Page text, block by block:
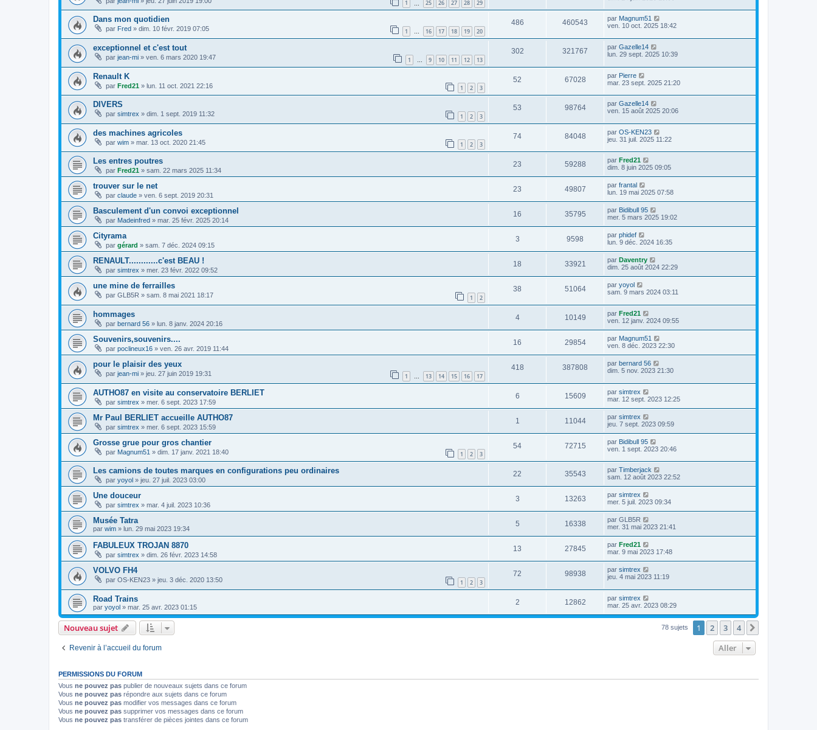
1 25 26 27 28 29
Dans mon quotidien
par Fred » dim. 10 févr. 2019 07:05 1 … 16 17 18 19 20
486 460543 par Magnum51
ven. 10 oct. 2025 18:42
exceptionnel et c'est tout
par jean-mi » ven. 6 mars 2020 19:47 1 … 9 10 11 12 13
302 321767 par Gazelle14
lun. 29 sept. 2025 10:39
Renault K
par Fred21 » lun. 11 oct. 2021 22:16 1 2 3
52 67028 par Pierre
mar. 23 sept. 2025 21:20
DIVERS
par simtrex » dim. 1 sept. 2019 11:32 1 2 3
53 98764 par Gazelle14
ven. 15 août 2025 20:06
des machines agricoles
par wim » mar. 13 oct. 2020 21:45 1 2 3
74 84048 par OS-KEN23
jeu. 31 juil. 2025 11:22
Les entres poutres
par Fred21 » sam. 22 mars 2025 11:34
23 59288 par Fred21
dim. 8 juin 2025 09:05
trouver sur le net
par claude » ven. 6 sept. 2019 20:31
23 49807 par frantal
lun. 19 mai 2025 07:58
Basculement d'un convoi exceptionnel
par Madeinfred » mar. 25 févr. 2025 20:14
16 35795 par Bidibull 95
mer. 5 mars 2025 19:02
Cityrama
par gérard » sam. 7 déc. 2024 09:15
3 9598 par phidef
lun. 9 déc. 2024 16:35
RENAULT............c'est BEAU !
par simtrex » mer. 23 févr. 2022 09:52
18 33921 par Daventry
dim. 25 août 2024 22:29
une mine de ferrailles
par GLB5R » sam. 8 mai 2021 18:17 1 2
38 51064 par yoyol
sam. 9 mars 2024 03:11
hommages
par bernard 56 » lun. 8 janv. 2024 20:16
4 10149 par Fred21
ven. 12 janv. 2024 09:55
Souvenirs,souvenirs....
par poclineux16 » ven. 26 avr. 2019 11:44
16 29854 par Magnum51
ven. 8 déc. 2023 22:30
pour le plaisir des yeux
par jean-mi » jeu. 27 juin 2019 19:31 1 … 13 14 15 16 17
418 387808 par bernard 56
dim. 5 nov. 2023 21:30
AUTHO87 en visite au conservatoire BERLIET
par simtrex » mer. 6 sept. 2023 17:59
6 15609 par simtrex
mar. 12 sept. 2023 12:25
Mr Paul BERLIET accueille AUTHO87
par simtrex » mer. 6 sept. 2023 15:59
1 11044 par simtrex
jeu. 7 sept. 2023 09:59
Grosse grue pour gros chantier
par Magnum51 » dim. 17 janv. 2021 18:40 1 2 3
54 72715 par Bidibull 95
ven. 1 sept. 2023 20:46
Les camions de toutes marques en configurations peu ordinaires
par yoyol » jeu. 27 juil. 2023 03:00
22 35543 par Timberjack
sam. 12 août 2023 22:52
Une douceur
par simtrex » mar. 4 juil. 2023 10:36
3 13263 par simtrex
mer. 5 juil. 2023 09:34
Musée Tatra
par wim » lun. 29 mai 2023 19:34
5 16338 par GLB5R
mer. 31 mai 2023 21:41
FABULEUX TROJAN 8870
par simtrex » dim. 26 févr. 2023 14:58
13 27845 par Fred21
mar. 9 mai 2023 17:48
VOLVO FH4
par OS-KEN23 » jeu. 3 déc. 2020 13:50 1 2 3
72 98938 par simtrex
jeu. 4 mai 2023 11:19
Road Trains
par yoyol » mar. 25 avr. 2023 01:15
2 12862 par simtrex
mar. 25 avr. 2023 08:29
Nouveau sujet 78 sujets 1 2 3 4
Revenir à l’accueil du forum Aller
PERMISSIONS DU FORUM
Vous ne pouvez pas publier de nouveaux sujets dans ce forum
Vous ne pouvez pas répondre aux sujets dans ce forum
Vous ne pouvez pas modifier vos messages dans ce forum
Vous ne pouvez pas supprimer vos messages dans ce forum
Vous ne pouvez pas transférer de pièces jointes dans ce forum